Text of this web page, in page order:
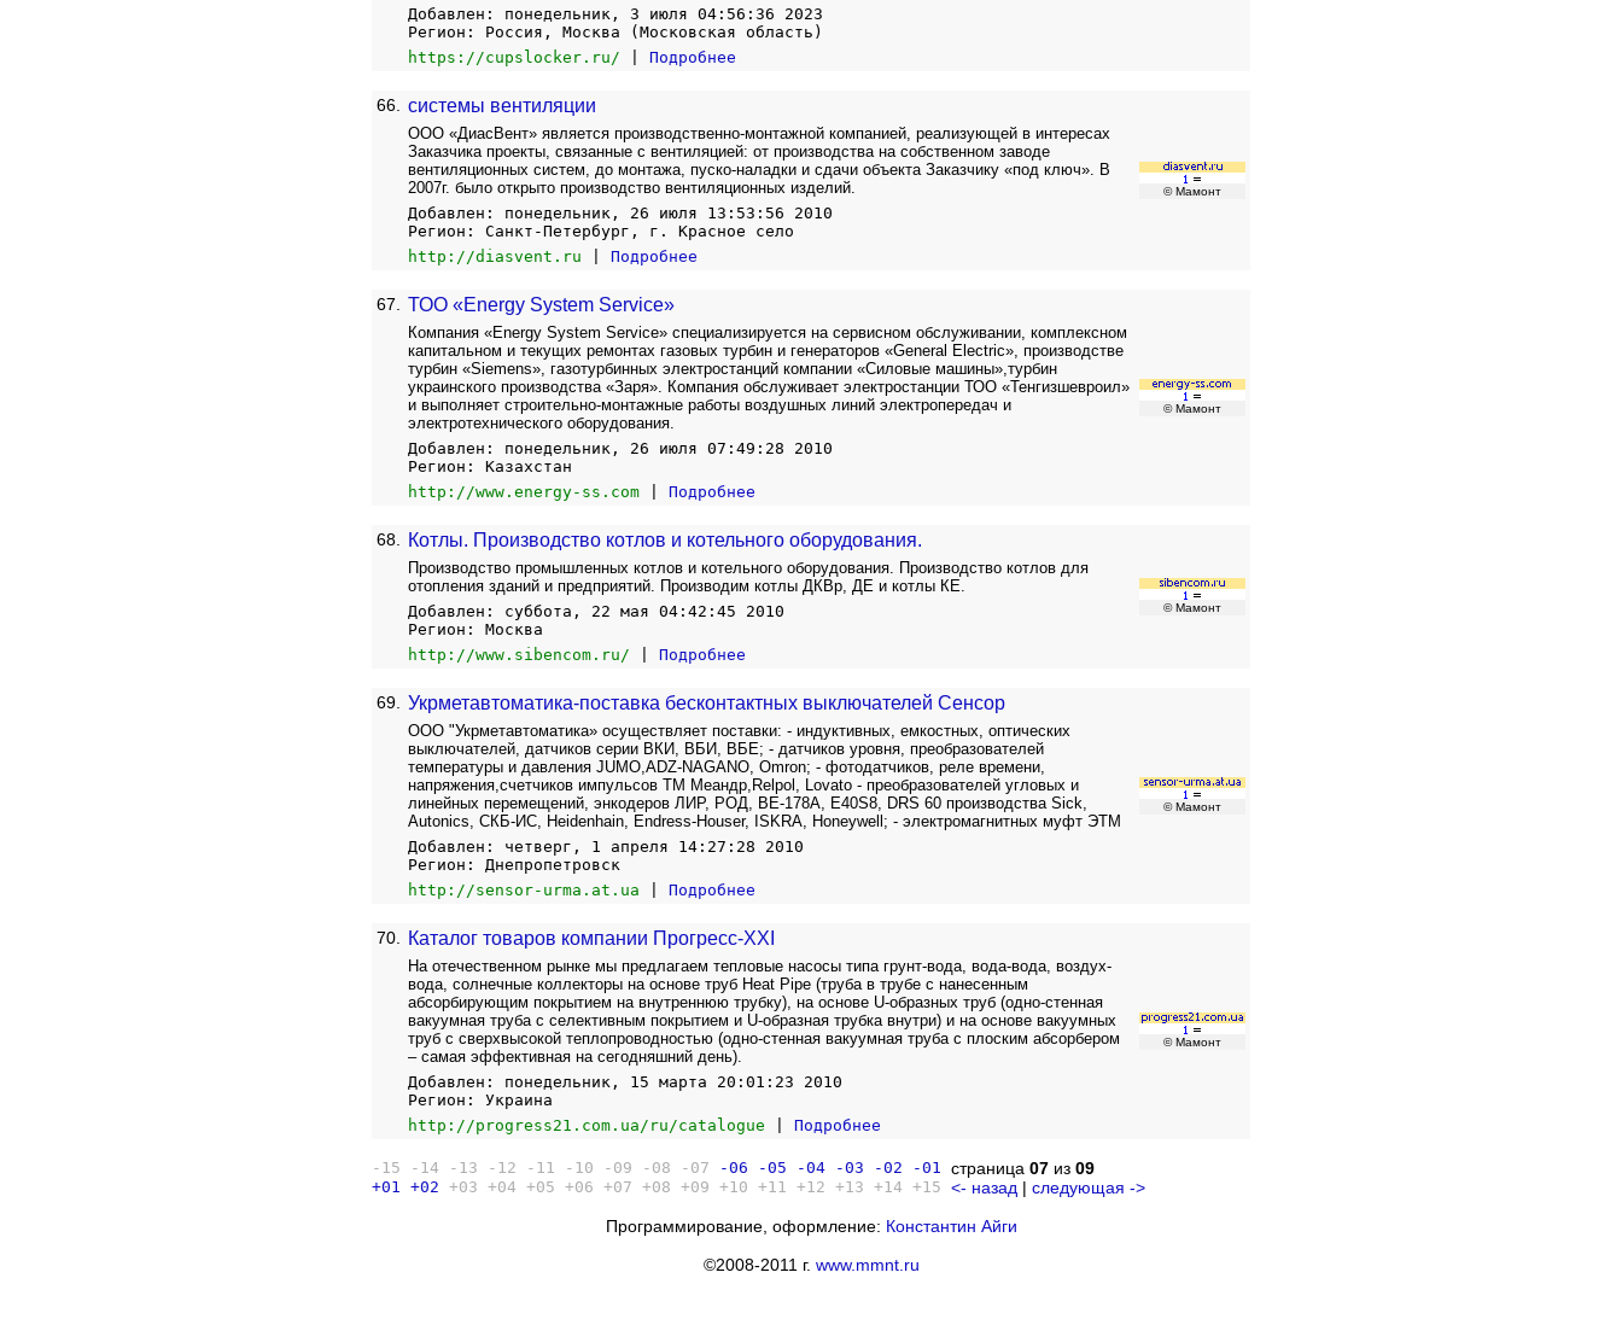
Добавлен: понедельник, 3 июля 04:56:36 2023
Регион: Россия, Москва (Московская область)
https://cupslocker.ru/
Подробнее
66. системы вентиляции
© Мамонт
ООО «ДиасВент» является производственно-монтажной компанией, реализующей в интересах
Заказчика проекты, связанные с вентиляцией: от производства на собственном заводе
вентиляционных систем, до монтажа, пуско-наладки и сдачи объекта Заказчику «под ключ». В
2007г. было открыто производство вентиляционных изделий.
Добавлен: понедельник, 26 июля 13:53:56 2010
Регион: Санкт-Петербург, г. Красное село
http://diasvent.ru
Подробнее
67. ТОО «Energy System Service»
© Мамонт
Компания «Energy System Service» специализируется на сервисном обслуживании, комплексном
капитальном и текущих ремонтах газовых турбин и генераторов «General Electric», производстве
турбин «Siemens», газотурбинных электростанций компании «Силовые машины»,турбин
украинского производства «Заря». Компания обслуживает электростанции ТОО «Тенгизшевроил»
и выполняет строительно-монтажные работы воздушных линий электропередач и
электротехнического оборудования.
Добавлен: понедельник, 26 июля 07:49:28 2010
Регион: Казахстан
http://www.energy-ss.com
Подробнее
68. Котлы. Производство котлов и котельного оборудования.
© Мамонт
Производство промышленных котлов и котельного оборудования. Производство котлов для
отопления зданий и предприятий. Производим котлы ДКВр, ДЕ и котлы КЕ.
Добавлен: суббота, 22 мая 04:42:45 2010
Регион: Москва
http://www.sibencom.ru/
Подробнее
69. Укрметавтоматика-поставка бесконтактных выключателей Сенсор
© Мамонт
ООО "Укрметавтоматика» осуществляет поставки: - индуктивных, емкостных, оптических
выключателей, датчиков серии ВКИ, ВБИ, ВБЕ; - датчиков уровня, преобразователей
температуры и давления JUMO,ADZ-NAGANO, Omron; - фотодатчиков, реле времени,
напряжения,счетчиков импульсов ТМ Меандр,Relpol, Lovato - преобразователей угловых и
линейных перемещений, энкодеров ЛИР, РОД, ВЕ-178А, E40S8, DRS 60 производства Sick,
Autonics, СКБ-ИС, Heidenhain, Endress-Houser, ISKRA, Honeywell; - электромагнитных муфт ЭТМ
Добавлен: четверг, 1 апреля 14:27:28 2010
Регион: Днепропетровск
http://sensor-urma.at.ua
Подробнее
70. Каталог товаров компании Прогресс-XXI
© Мамонт
На отечественном рынке мы предлагаем тепловые насосы типа грунт-вода, вода-вода, воздух-
вода, солнечные коллекторы на основе труб Heat Pipe (труба в трубе с нанесенным
абсорбирующим покрытием на внутреннюю трубку), на основе U-образных труб (одно-стенная
вакуумная труба с селективным покрытием и U-образная трубка внутри) и на основе вакуумных
труб с сверхвысокой теплопроводностью (одно-стенная вакуумная труба с плоским абсорбером
– самая эффективная на сегодняшний день).
Добавлен: понедельник, 15 марта 20:01:23 2010
Регион: Украина
http://progress21.com.ua/ru/catalogue
Подробнее
-15 -14 -13 -12 -11 -10 -09 -08 -07 -06 -05 -04 -03 -02 -01 страница 07 из 09
+01 +02 +03 +04 +05 +06 +07 +08 +09 +10 +11 +12 +13 +14 +15 <- назад | следующая ->
Программирование, оформление: Константин Айги
©2008-2011 г. www.mmnt.ru